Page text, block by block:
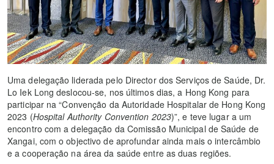
Uma delegação liderada pelo Director dos Serviços de Saúde, Dr.
Lo Iek Long deslocou-se, nos últimos dias, a Hong Kong para
participar na “Convenção da Autoridade Hospitalar de Hong Kong
2023 (Hospital Authority Convention 2023)”, e teve lugar a um
encontro com a delegação da Comissão Municipal de Saúde de
Xangai, com o objectivo de aprofundar ainda mais o intercâmbio
e a cooperação na área da saúde entre as duas regiões.